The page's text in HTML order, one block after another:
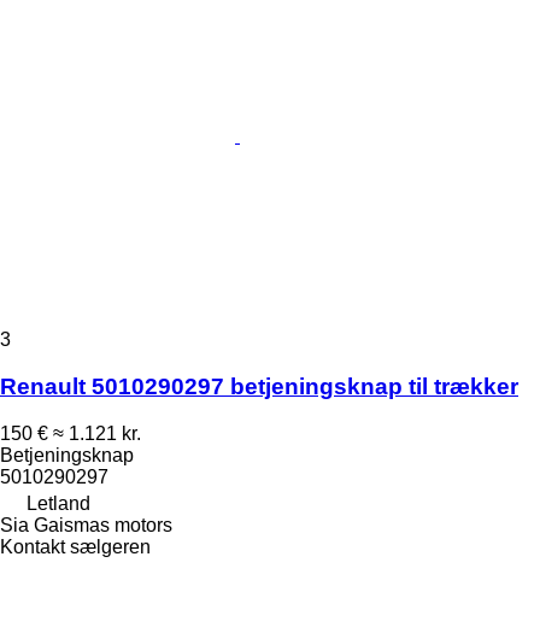
3
Renault 5010290297 betjeningsknap til trækker
150 € ≈ 1.121 kr.
Betjeningsknap
5010290297
Letland
Sia Gaismas motors
Kontakt sælgeren